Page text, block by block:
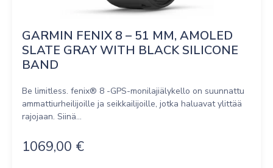
GARMIN FENIX 8 – 51 MM, AMOLED
SLATE GRAY WITH BLACK SILICONE
BAND
Be limitless. fenix® 8 -GPS-monilajiälykello on suunnattu
ammattiurheilijoille ja seikkailijoille, jotka haluavat ylittää
rajojaan. Siinä...
1069,00 €